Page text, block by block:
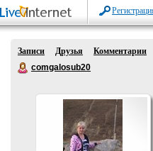
Записи Друзья
Комментарии
comgalosub20